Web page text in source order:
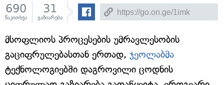
690
წაკითხვა
31
გაზიარება
მსოფლიოს პროცესების უმრავლესობის
გაციფრულებასთან ერთად, ჯეოლაბმა
ტექნოლოგიებში დაგროვილი ცოდნის